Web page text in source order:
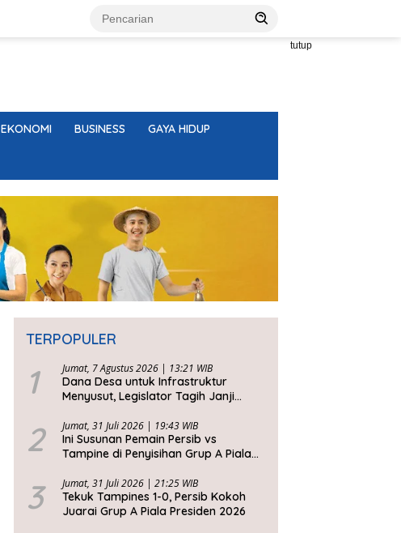
tutup
EKONOMI BUSINESS GAYA HIDUP
TERPOPULER
1 Jumat, 7 Agustus 2026 | 13:21 WIB
Dana Desa untuk Infrastruktur
Menyusut, Legislator Tagih Janji
2 Jumat, 31 Juli 2026 | 19:43 WIB
Ini Susunan Pemain Persib vs
Tampine di Penyisihan Grup A Piala
3 Jumat, 31 Juli 2026 | 21:25 WIB
Tekuk Tampines 1-0, Persib Kokoh
Juarai Grup A Piala Presiden 2026